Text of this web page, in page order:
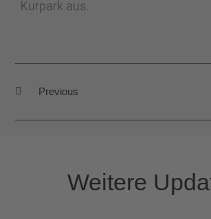
Kurpark aus.
Previous
Weitere